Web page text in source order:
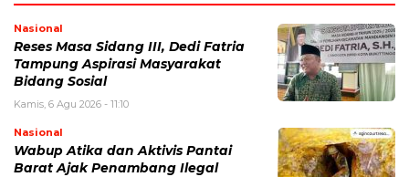
Nasional
Reses Masa Sidang III, Dedi Fatria
Tampung Aspirasi Masyarakat
Bidang Sosial
Kamis, 6 Agu 2026 - 11:10
Nasional
Wabup Atika dan Aktivis Pantai
Barat Ajak Penambang Ilegal